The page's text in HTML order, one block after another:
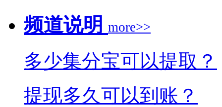
频道说明 more>>
多少集分宝可以提取？
提现多久可以到账？